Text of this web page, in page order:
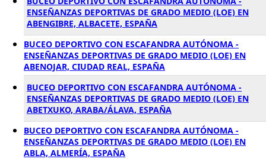
ENSEÑANZAS DEPORTIVAS DE GRADO MEDIO (LOE) EN
ABENGIBRE, ALBACETE, ESPAÑA
BUCEO DEPORTIVO CON ESCAFANDRA AUTÓNOMA -
ENSEÑANZAS DEPORTIVAS DE GRADO MEDIO (LOE) EN
ABENOJAR, CIUDAD REAL, ESPAÑA
BUCEO DEPORTIVO CON ESCAFANDRA AUTÓNOMA -
ENSEÑANZAS DEPORTIVAS DE GRADO MEDIO (LOE) EN
ABETXUKO, ARABA/ÁLAVA, ESPAÑA
BUCEO DEPORTIVO CON ESCAFANDRA AUTÓNOMA -
ENSEÑANZAS DEPORTIVAS DE GRADO MEDIO (LOE) EN
ABLA, ALMERÍA, ESPAÑA